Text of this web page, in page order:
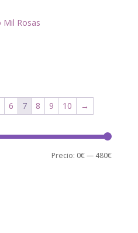
6 7 8 9 10 →
Precio
Precio
Precio: 0€— 480€